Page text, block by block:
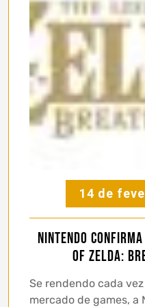
14 de
Nintendo confirma
of Zelda:
Se rendendo cada
mercado de games,